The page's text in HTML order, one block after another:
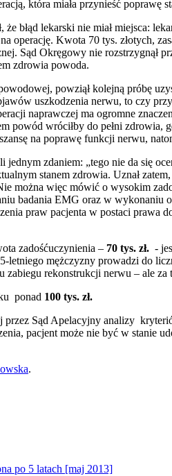
która miała przynieść
błąd lekarski nie miał miejsca:
operację. Kwota 70 tys. złotych,
Sąd Okręgowy nie rozstrzygnął
zdrowia powoda.
powziął kolejną próbę
uszkodzenia nerwu, to czy
naprawczej ma ogromne
powód wróciłby do pełni
na poprawę funkcji nerwu,
zdaniem: „tego nie da się
stanem zdrowia. Uznał
można więc mówić o wysokim
badania EMG oraz w wykonaniu
praw pacjenta w postaci prawa
zadośćuczynienia – 70 tys. zł. -
letniego mężczyzny prowadzi do
rekonstrukcji nerwu – ale
ponad 100 tys. zł.
Sąd Apelacyjny analizy
pacjent może nie być w stanie
.
po 5 latach [maj 2013]